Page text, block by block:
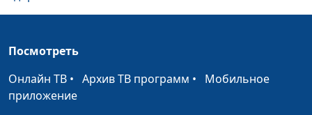
нужное время
Посмотреть
Онлайн ТВ • Архив ТВ программ • Мобильное
приложение